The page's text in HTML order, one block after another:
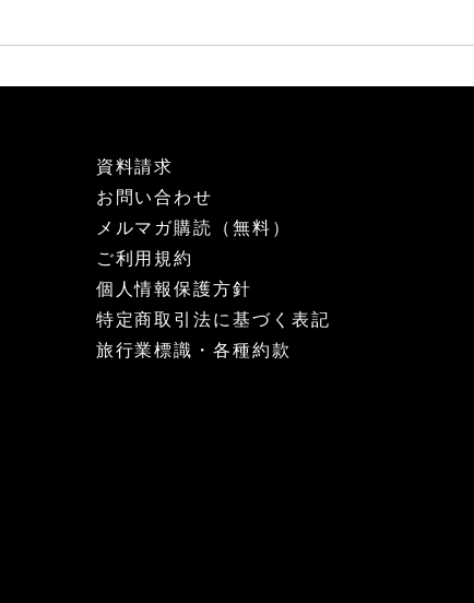
資料請求
お問い合わせ
メルマガ購読（無料）
ご利用規約
個人情報保護方針
特定商取引法に基づく表記
旅行業標識・各種約款